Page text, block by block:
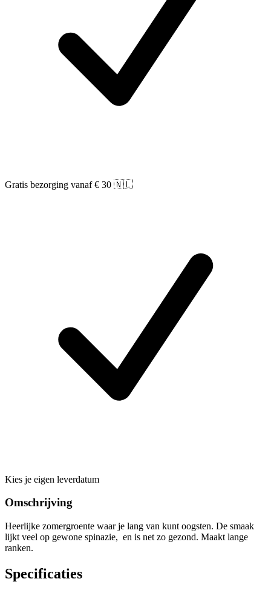
Gratis bezorging vanaf € 30 🇳🇱
Kies je eigen leverdatum
Omschrijving
Heerlijke zomergroente waar je lang van kunt oogsten. De smaak
lijkt veel op gewone spinazie, en is net zo gezond. Maakt lange
ranken.
Specificaties